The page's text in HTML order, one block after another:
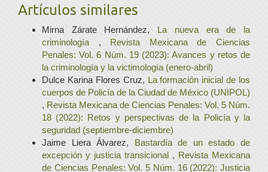
Artículos similares
Mirna Zárate Hernández, La nueva era de la
criminología , Revista Mexicana de Ciencias
Penales: Vol. 6 Núm. 19 (2023): Avances y retos de
la criminología y la victimología (enero-abril)
Dulce Karina Flores Cruz, La formación inicial de los
cuerpos de Policía de la Ciudad de México (UNIPOL)
, Revista Mexicana de Ciencias Penales: Vol. 5 Núm.
18 (2022): Retos y perspectivas de la Policía y la
seguridad (septiembre-diciembre)
Jaime Liera Álvarez, Bastardía de un estado de
excepción y justicia transicional , Revista Mexicana
de Ciencias Penales: Vol. 5 Núm. 16 (2022): Justicia